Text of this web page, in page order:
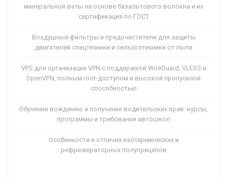
минеральной ваты на основе базальтового волокна и их
сертификация по ГОСТ
Воздушные фильтры и предочистители для защиты
двигателей спецтехники и сельхозтехники от пыли
VPS для организации VPN с поддержкой WireGuard, VLESS и
OpenVPN, полным root-доступом и высокой пропускной
способностью
Обучение вождению и получение водительских прав: курсы,
программы и требования автошкол
Особенности и отличия изотермических и
рефрижераторных полуприцепов